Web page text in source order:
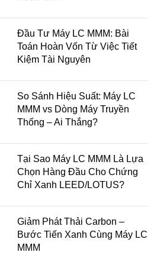
Đầu Tư Máy LC MMM: Bài
Toán Hoàn Vốn Từ Việc Tiết
Kiệm Tài Nguyên
So Sánh Hiệu Suất: Máy LC
MMM vs Dòng Máy Truyền
Thống – Ai Thắng?
Tại Sao Máy LC MMM Là Lựa
Chọn Hàng Đầu Cho Chứng
Chỉ Xanh LEED/LOTUS?
Giảm Phát Thải Carbon –
Bước Tiến Xanh Cùng Máy LC
MMM